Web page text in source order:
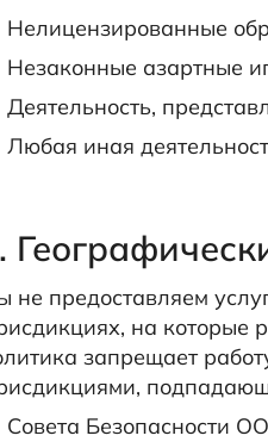
Нелицензированные
Незаконные азартные
Деятельность,
Любая иная
не предоставляем
на которые
запрещает
Совета Безопасности